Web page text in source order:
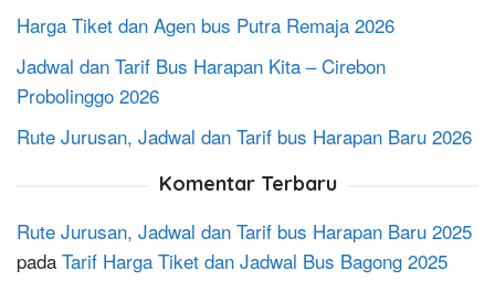
Harga Tiket dan Agen bus Putra Remaja 2026
Jadwal dan Tarif Bus Harapan Kita – Cirebon
Probolinggo 2026
Rute Jurusan, Jadwal dan Tarif bus Harapan Baru 2026
Komentar Terbaru
Rute Jurusan, Jadwal dan Tarif bus Harapan Baru 2025
pada Tarif Harga Tiket dan Jadwal Bus Bagong 2025